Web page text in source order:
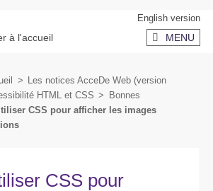
English version
MENU
> Les notices AcceDe Web (version
HTML et CSS >
Bonnes
CSS pour afficher les images
CSS pour